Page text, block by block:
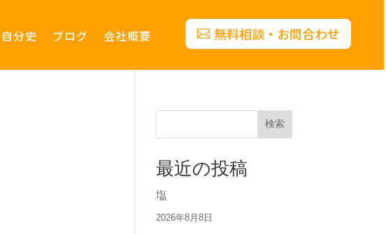
自分史 ブログ 会社概要 無料相談・お問合わせ
検索
最近の投稿
塩
2026年8月8日